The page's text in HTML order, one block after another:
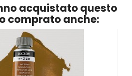
acquistato questo
comprato anche: